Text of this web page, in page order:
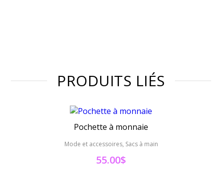
PRODUITS LIÉS
Pochette à monnaie
Mode et accessoires, Sacs à main
55.00$